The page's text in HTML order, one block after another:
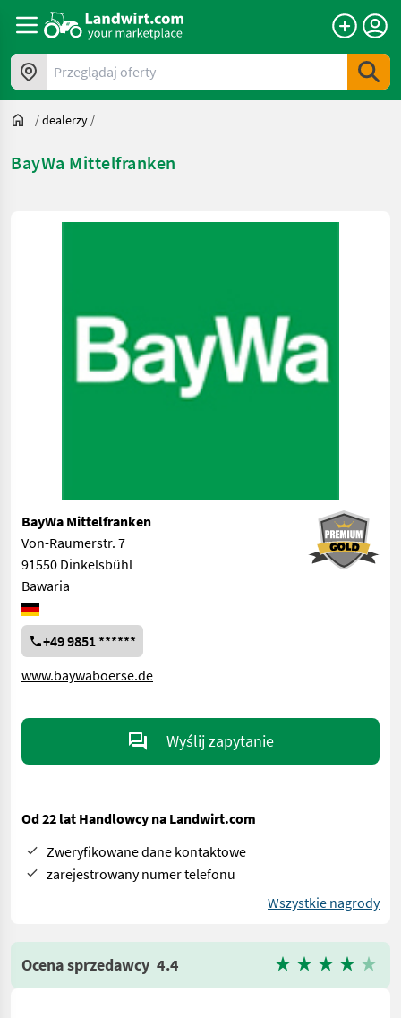
Przeglądaj oferty
/dealerzy /
BayWa Mittelfranken
BayWa Mittelfranken
Von-Raumerstr. 7
91550 Dinkelsbühl
Bawaria
+49 9851 ******
www.baywaboerse.de
Wyślij zapytanie
Od 22 lat Handlowcy na Landwirt.com
Zweryfikowane dane kontaktowe
zarejestrowany numer telefonu
Wszystkie nagrody
Ocena sprzedawcy 4.4